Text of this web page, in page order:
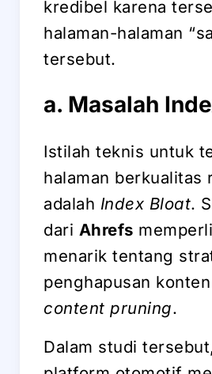
kredibel karena
halaman-halaman
tersebut.
a. Masalah
Istilah teknis untuk
halaman berkualitas
adalah Index Bloat.
dari Ahrefs
menarik tentang
penghapusan
content pruning.
Dalam studi